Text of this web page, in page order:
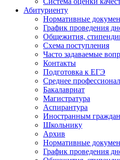
Абитуриенту
Нормативные
График проведения
Общежития,
Схема поступления
Часто задаваемые
Контакты
Подготовка к ЕГЭ
Среднее
Бакалавриат
Магистратура
Аспирантура
Иностранным
Школьнику
Архив
Нормативные
График проведения